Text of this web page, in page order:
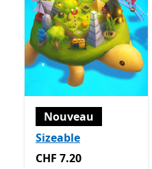
Nouveau
Sizeable
CHF 7.20
CHF 7.20